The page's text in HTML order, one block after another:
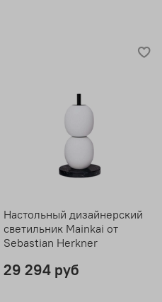
Настольный дизайнерский
светильник Mainkai от
Sebastian Herkner
29 294 руб